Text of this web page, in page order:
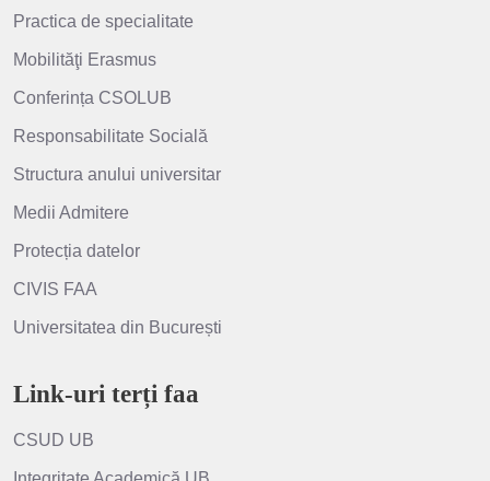
Practica de specialitate
Mobilităţi Erasmus
Conferința CSOLUB
Responsabilitate Socială
Structura anului universitar
Medii Admitere
Protecția datelor
CIVIS FAA
Universitatea din București
Link-uri terți faa
CSUD UB